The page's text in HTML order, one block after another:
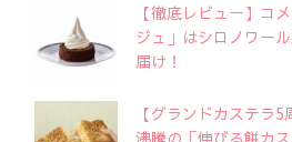
【徹底レビュー】コ
ジュ」はシロノワー
届け！
【グランドカステラ